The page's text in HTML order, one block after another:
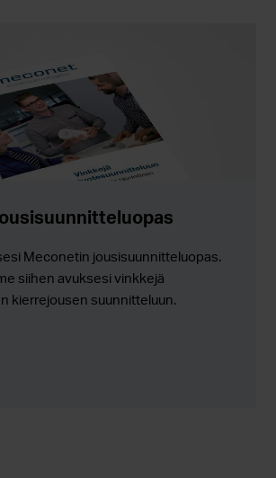
Meconetin jousisuunnitteluopas.
siihen avuksesi vinkkejä
kierrejousen suunnitteluun.